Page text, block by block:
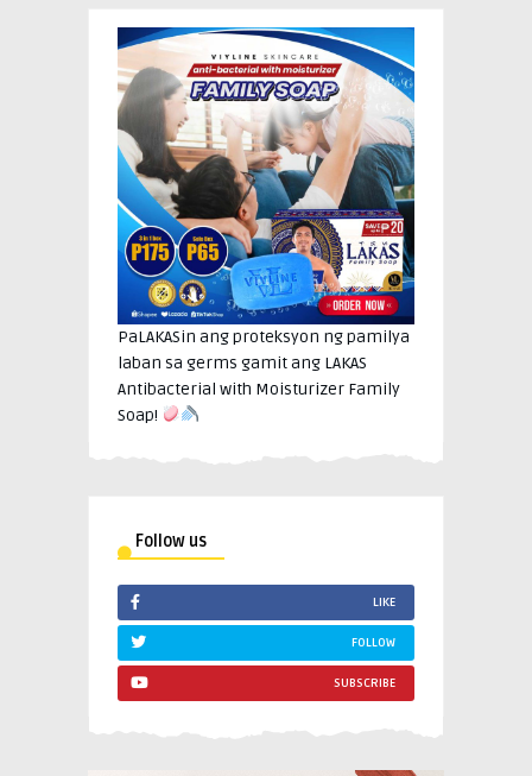
PaLAKASin ang proteksyon ng pamilya
laban sa germs gamit ang LAKAS
Antibacterial with Moisturizer Family
Soap!
Follow us
LIKE
FOLLOW
SUBSCRIBE